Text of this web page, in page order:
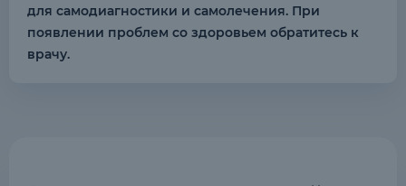
для самодиагностики и самолечения. При
появлении проблем со здоровьем обратитесь к
врачу.